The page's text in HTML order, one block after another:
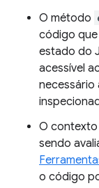
O método
código
estado do
acessível
necessário
O
sendo
o código